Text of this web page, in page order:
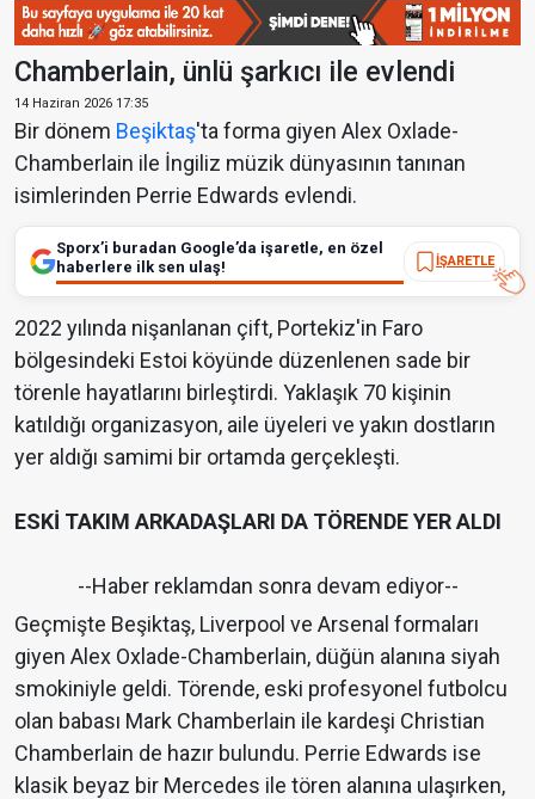
Chamberlain, ünlü şarkıcı ile evlendi
14 Haziran 2026 17:35
Bir dönem Beşiktaş'ta forma giyen Alex Oxlade-
Chamberlain ile İngiliz müzik dünyasının tanınan
isimlerinden Perrie Edwards evlendi.
Sporx’i buradan Google’da işaretle, en özel
haberlere ilk sen ulaş!
İŞARETLE
2022 yılında nişanlanan çift, Portekiz'in Faro
bölgesindeki Estoi köyünde düzenlenen sade bir
törenle hayatlarını birleştirdi. Yaklaşık 70 kişinin
katıldığı organizasyon, aile üyeleri ve yakın dostların
yer aldığı samimi bir ortamda gerçekleşti.
ESKİ TAKIM ARKADAŞLARI DA TÖRENDE YER ALDI
--Haber reklamdan sonra devam ediyor--
Geçmişte Beşiktaş, Liverpool ve Arsenal formaları
giyen Alex Oxlade-Chamberlain, düğün alanına siyah
smokiniyle geldi. Törende, eski profesyonel futbolcu
olan babası Mark Chamberlain ile kardeşi Christian
Chamberlain de hazır bulundu. Perrie Edwards ise
klasik beyaz bir Mercedes ile tören alanına ulaşırken,